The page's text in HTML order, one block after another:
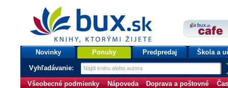
bux.sk
knihy, ktorými žijete
Úvodná stránka
Novinky Ponuky Predpredaj Škola a
Vyhľadávanie:
Všeobecné podmienky Nápoveda Doprava a poštovné